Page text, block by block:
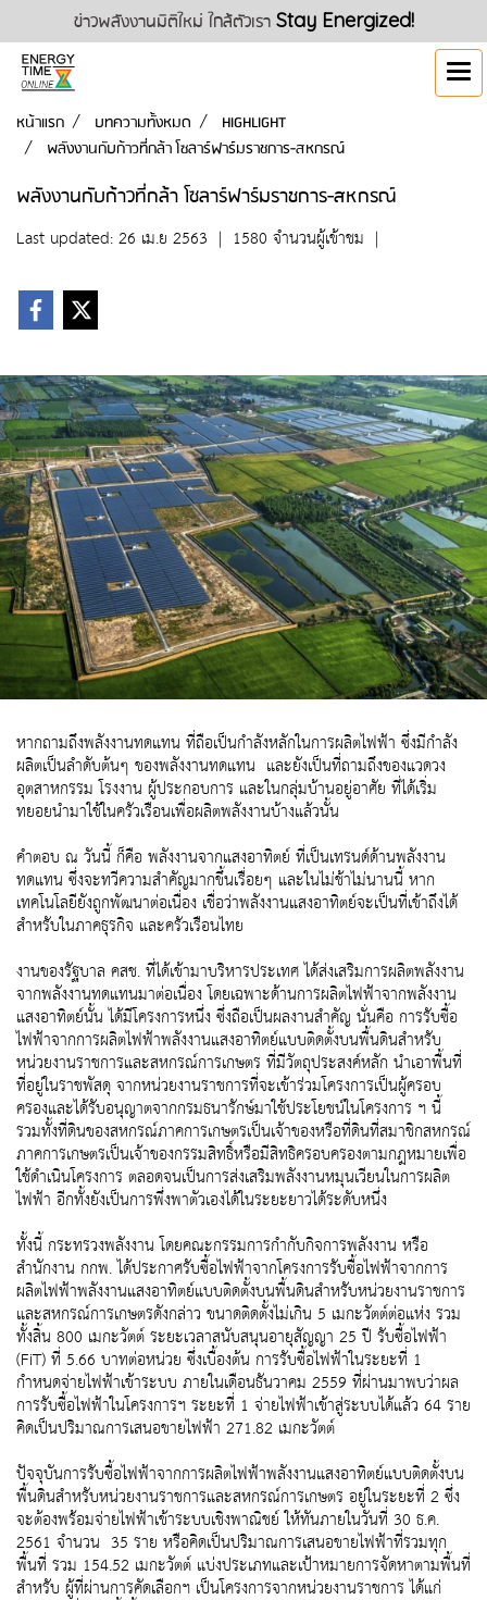
ข่าวพลังงานมิติใหม่ ใกล้ตัวเรา Stay Energized!
หน้าแรก บทความทั้งหมด
HIGHLIGHT
พลังงานกับก้าวที่กล้า โซลาร์ฟาร์มราชการ-สหกรณ์
พลังงานกับก้าวที่กล้า โซลาร์ฟาร์มราชการ-สหกรณ์
Last updated: 26 เม.ย 2563 | 1580 จำนวนผู้เข้าชม |
หากถามถึงพลังงานทดแทน ที่ถือเป็นกำลังหลักในการผลิตไฟฟ้า ซึ่งมีกำลัง
ผลิตเป็นลำดับต้นๆ ของพลังงานทดแทน และยังเป็นที่ถามถึงของแวดวง
อุตสาหกรรม โรงงาน ผู้ประกอบการ และในกลุ่มบ้านอยู่อาศัย ที่ได้เริ่ม
ทยอยนำมาใช้ในครัวเรือนเพื่อผลิตพลังงานบ้างแล้วนั้น
คำตอบ ณ วันนี้ ก็คือ พลังงานจากแสงอาทิตย์ ที่เป็นเทรนด์ด้านพลังงาน
ทดแทน ซึ่งจะทวีความสำคัญมากขึ้นเรื่อยๆ และในไม่ช้าไม่นานนี้ หาก
เทคโนโลยียังถูกพัฒนาต่อเนื่อง เชื่อว่าพลังงานแสงอาทิตย์จะเป็นที่เข้าถึงได้
สำหรับในภาคธุรกิจ และครัวเรือนไทย
งานของรัฐบาล คสช. ที่ได้เข้ามาบริหารประเทศ ได้ส่งเสริมการผลิตพลังงาน
จากพลังงานทดแทนมาต่อเนื่อง โดยเฉพาะด้านการผลิตไฟฟ้าจากพลังงาน
แสงอาทิตย์นั้น ได้มีโครงการหนึ่ง ซึ่งถือเป็นผลงานสำคัญ นั่นคือ การรับซื้อ
ไฟฟ้าจากการผลิตไฟฟ้าพลังงานแสงอาทิตย์แบบติดตั้งบนพื้นดินสำหรับ
หน่วยงานราชการและสหกรณ์การเกษตร ที่มีวัตถุประสงค์หลัก นำเอาพื้นที่
ที่อยู่ในราชพัสดุ จากหน่วยงานราชการที่จะเข้าร่วมโครงการเป็นผู้ครอบ
ครองและได้รับอนุญาตจากกรมธนารักษ์มาใช้ประโยชน์ในโครงการ ฯ นี้
รวมทั้งที่ดินของสหกรณ์ภาคการเกษตรเป็นเจ้าของหรือที่ดินที่สมาชิกสหกรณ์
ภาคการเกษตรเป็นเจ้าของกรรมสิทธิ์หรือมีสิทธิครอบครองตามกฎหมายเพื่อ
ใช้ดำเนินโครงการ ตลอดจนเป็นการส่งเสริมพลังงานหมุนเวียนในการผลิต
ไฟฟ้า อีกทั้งยังเป็นการพึ่งพาตัวเองได้ในระยะยาวได้ระดับหนึ่ง
ทั้งนี้ กระทรวงพลังงาน โดยคณะกรรมการกำกับกิจการพลังงาน หรือ
สำนักงาน กกพ. ได้ประกาศรับซื้อไฟฟ้าจากโครงการรับซื้อไฟฟ้าจากการ
ผลิตไฟฟ้าพลังงานแสงอาทิตย์แบบติดตั้งบนพื้นดินสำหรับหน่วยงานราชการ
และสหกรณ์การเกษตรดังกล่าว ขนาดติดตั้งไม่เกิน 5 เมกะวัตต์ต่อแห่ง รวม
ทั้งสิ้น 800 เมกะวัตต์ ระยะเวลาสนับสนุนอายุสัญญา 25 ปี รับซื้อไฟฟ้า
(FiT) ที่ 5.66 บาทต่อหน่วย ซึ่งเบื้องต้น การรับซื้อไฟฟ้าในระยะที่ 1
กำหนดจ่ายไฟฟ้าเข้าระบบ ภายในเดือนธันวาคม 2559 ที่ผ่านมาพบว่าผล
การรับซื้อไฟฟ้าในโครงการฯ ระยะที่ 1 จ่ายไฟฟ้าเข้าสู่ระบบได้แล้ว 64 ราย
คิดเป็นปริมาณการเสนอขายไฟฟ้า 271.82 เมกะวัตต์
ปัจจุบันการรับซื้อไฟฟ้าจากการผลิตไฟฟ้าพลังงานแสงอาทิตย์แบบติดตั้งบน
พื้นดินสำหรับหน่วยงานราชการและสหกรณ์การเกษตร อยู่ในระยะที่ 2 ซึ่ง
จะต้องพร้อมจ่ายไฟฟ้าเข้าระบบเชิงพาณิชย์ ให้ทันภายในวันที่ 30 ธ.ค.
2561 จำนวน 35 ราย หรือคิดเป็นปริมาณการเสนอขายไฟฟ้าที่รวมทุก
พื้นที่ รวม 154.52 เมกะวัตต์ แบ่งประเภทและเป้าหมายการจัดหาตามพื้นที่
สำหรับ ผู้ที่ผ่านการคัดเลือกฯ เป็นโครงการจากหน่วยงานราชการ ได้แก่